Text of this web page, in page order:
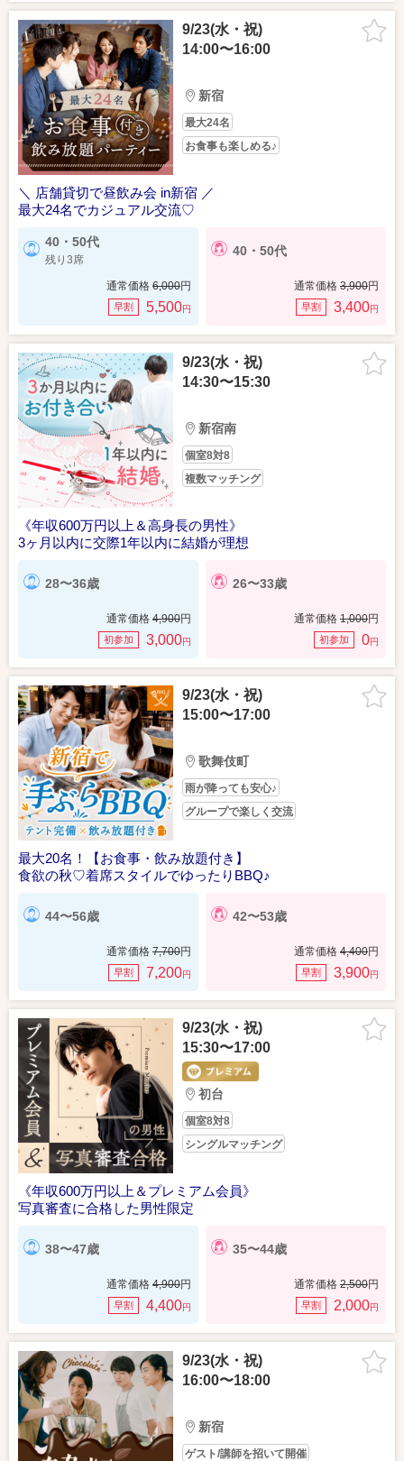
9/23(水・祝)
14:00〜16:00
新宿
最大24名
お食事も楽しめる♪
＼ 店舗貸切で昼飲み会 in新宿 ／
最大24名でカジュアル交流♡
40・50代
残り3席
通常価格 6,000円
早割 5,500円
40・50代
通常価格 3,900円
早割 3,400円
9/23(水・祝)
14:30〜15:30
新宿南
個室8対8
複数マッチング
《年収600万円以上＆高身長の男性》
3ヶ月以内に交際1年以内に結婚が理想
28〜36歳
通常価格 4,900円
初参加 3,000円
26〜33歳
通常価格 1,000円
初参加 0円
9/23(水・祝)
15:00〜17:00
歌舞伎町
雨が降っても安心♪
グループで楽しく交流
最大20名！【お食事・飲み放題付き】
食欲の秋♡着席スタイルでゆったりBBQ♪
44〜56歳
通常価格 7,700円
早割 7,200円
42〜53歳
通常価格 4,400円
早割 3,900円
9/23(水・祝)
15:30〜17:00
初台
個室8対8
シングルマッチング
《年収600万円以上＆プレミアム会員》
写真審査に合格した男性限定
38〜47歳
通常価格 4,900円
早割 4,400円
35〜44歳
通常価格 2,500円
早割 2,000円
9/23(水・祝)
16:00〜18:00
新宿
ゲスト/講師を招いて開催